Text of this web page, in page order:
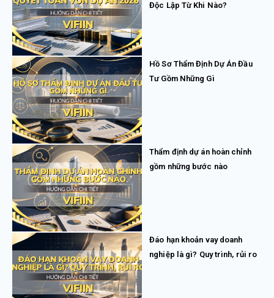
Độc Lập Từ Khi Nào?
Hồ Sơ Thẩm Định Dự Án Đầu
Tư Gồm Những Gì
Thẩm định dự án hoàn chỉnh
gồm những bước nào
Đáo hạn khoản vay doanh
nghiệp là gì? Quy trình, rủi ro